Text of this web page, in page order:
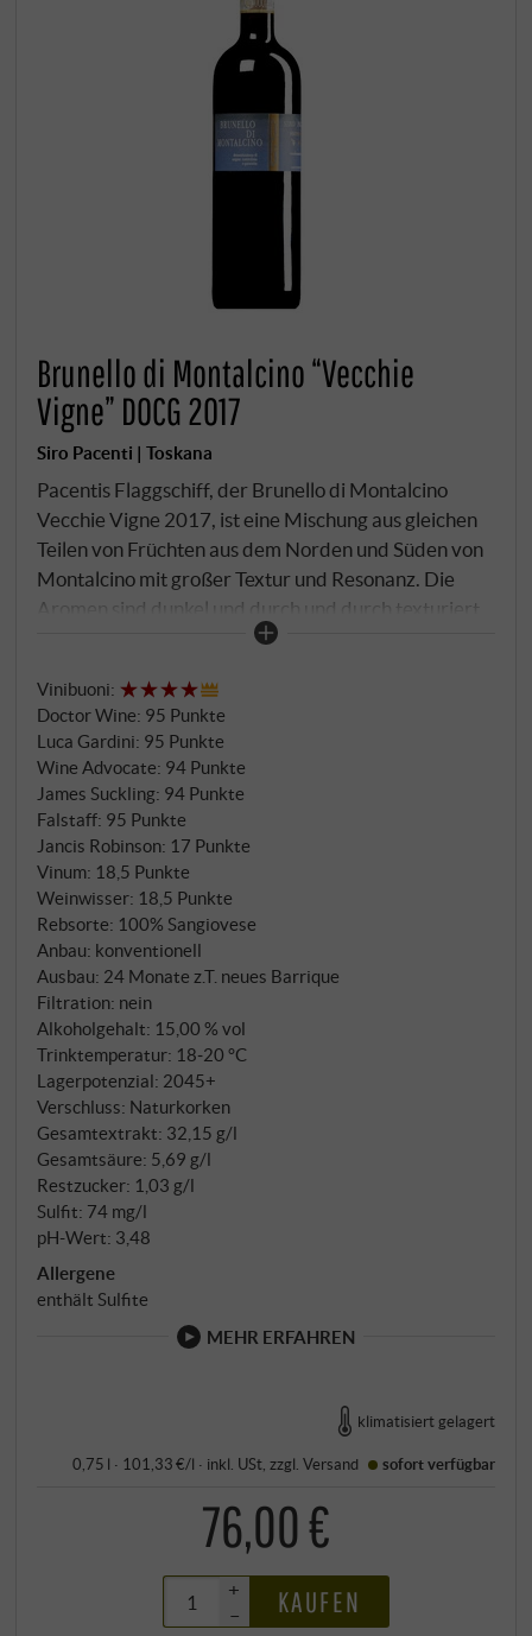
Brunello di Montalcino “Vecchie
Vigne” DOCG 2017
Siro Pacenti | Toskana
Pacentis Flaggschiff, der Brunello di Montalcino
Vecchie Vigne 2017, ist eine Mischung aus gleichen
Teilen von Früchten aus dem Norden und Süden von
Montalcino mit großer Textur und Resonanz. Die
Aromen sind dunkel und durch und durch texturiert.
Dunkle rote Früchte und Steinobst, neues Leder und
braucht Zeit, um sich voll und ganz zu entfalten, was
zum Teil daran liegt, dass der Vecchie Vigne etwas
mehr neues Eichenholz enthält als der Pelagrilli. Ein
kraftvoller, würziger Vertreter der Appellation, der
erst mit einigen Jahren Flaschenreife zur
eigentlichen Top-Form auflaufen
wird. SUPERIORE.DE
Vinibuoni:
Doctor Wine: 95 Punkte
Luca Gardini: 95 Punkte
Wine Advocate: 94 Punkte
James Suckling: 94 Punkte
Falstaff: 95 Punkte
Jancis Robinson: 17 Punkte
Vinum: 18,5 Punkte
Weinwisser: 18,5 Punkte
Rebsorte: 100% Sangiovese
Anbau: konventionell
Ausbau: 24 Monate z.T. neues Barrique
Filtration: nein
Alkoholgehalt: 15,00 % vol
Trinktemperatur: 18‑20 °C
Lagerpotenzial: 2045+
Verschluss: Naturkorken
Gesamtextrakt: 32,15 g/l
Gesamtsäure: 5,69 g/l
Restzucker: 1,03 g/l
Sulfit: 74 mg/l
pH-Wert: 3,48
Allergene
enthält Sulfite
MEHR ERFAHREN
klimatisiert gelagert
0,75 l · 101,33 €/l · inkl. USt , zzgl.Versand sofort verfügbar
76,00 €
+
–
KAUFEN